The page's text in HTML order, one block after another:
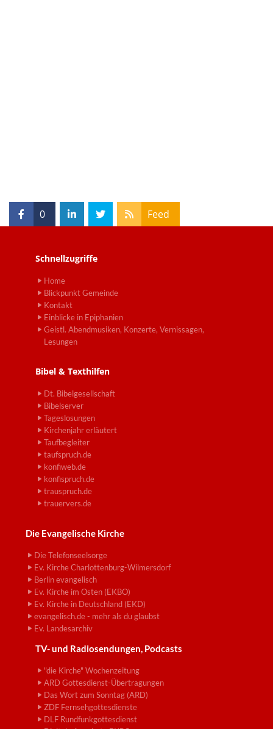
0 Feed
Schnellzugriffe
Home
Blickpunkt Gemeinde
Kontakt
Einblicke in Epiphanien
Geistl. Abendmusiken, Konzerte, Vernissagen,
Lesungen
Bibel & Texthilfen
Dt. Bibelgesellschaft
Bibelserver
Tageslosungen
Kirchenjahr erläutert
Taufbegleiter
taufspruch.de
konfiweb.de
konfispruch.de
trauspruch.de
trauervers.de
Die Evangelische Kirche
Die Telefonseelsorge
Ev. Kirche Charlottenburg-Wilmersdorf
Berlin evangelisch
Ev. Kirche im Osten (EKBO)
Ev. Kirche in Deutschland (EKD)
evangelisch.de - mehr als du glaubst
Ev. Landesarchiv
TV- und Radiosendungen, Podcasts
"die Kirche" Wochenzeitung
ARD Gottesdienst-Übertragungen
Das Wort zum Sonntag (ARD)
ZDF Fernsehgottesdienste
DLF Rundfunkgottesdienst